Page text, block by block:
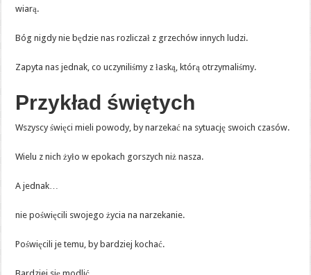
wiarą.
Bóg nigdy nie będzie nas rozliczał z grzechów innych ludzi.
Zapyta nas jednak, co uczyniliśmy z łaską, którą otrzymaliśmy.
Przykład świętych
Wszyscy święci mieli powody, by narzekać na sytuację swoich czasów.
Wielu z nich żyło w epokach gorszych niż nasza.
A jednak…
nie poświęcili swojego życia na narzekanie.
Poświęcili je temu, by bardziej kochać.